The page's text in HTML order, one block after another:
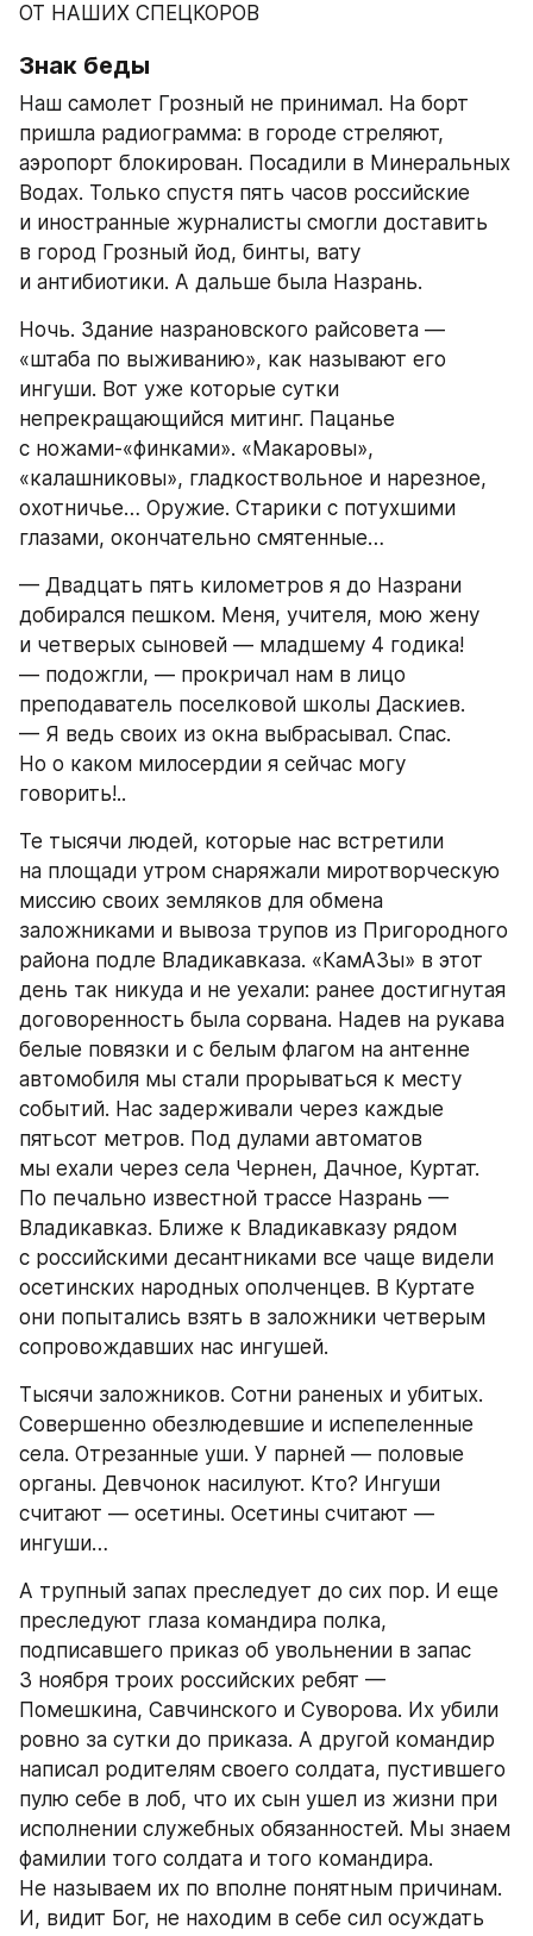
ОТ НАШИХ СПЕЦКОРОВ
Знак беды
Наш самолет Грозный не принимал. На борт
пришла радиограмма: в городе стреляют,
аэропорт блокирован. Посадили в Минеральных
Водах. Только спустя пять часов российские
и иностранные журналисты смогли доставить
в город Грозный йод, бинты, вату
и антибиотики. А дальше была Назрань.
Ночь. Здание назрановского райсовета —
«штаба по выживанию», как называют его
ингуши. Вот уже которые сутки
непрекращающийся митинг. Пацанье
с ножами-«финками». «Макаровы»,
«калашниковы», гладкоствольное и нарезное,
охотничье… Оружие. Старики с потухшими
глазами, окончательно смятенные…
— Двадцать пять километров я до Назрани
добирался пешком. Меня, учителя, мою жену
и четверых сыновей — младшему 4 годика!
— подожгли, — прокричал нам в лицо
преподаватель поселковой школы Даскиев.
— Я ведь своих из окна выбрасывал. Спас.
Но о каком милосердии я сейчас могу
говорить!..
Те тысячи людей, которые нас встретили
на площади утром снаряжали миротворческую
миссию своих земляков для обмена
заложниками и вывоза трупов из Пригородного
района подле Владикавказа. «КамАЗы» в этот
день так никуда и не уехали: ранее достигнутая
договоренность была сорвана. Надев на рукава
белые повязки и с белым флагом на антенне
автомобиля мы стали прорываться к месту
событий. Нас задерживали через каждые
пятьсот метров. Под дулами автоматов
мы ехали через села Чернен, Дачное, Куртат.
По печально известной трассе Назрань —
Владикавказ. Ближе к Владикавказу рядом
с российскими десантниками все чаще видели
осетинских народных ополченцев. В Куртате
они попытались взять в заложники четверым
сопровождавших нас ингушей.
Тысячи заложников. Сотни раненых и убитых.
Совершенно обезлюдевшие и испепеленные
села. Отрезанные уши. У парней — половые
органы. Девчонок насилуют. Кто? Ингуши
считают — осетины. Осетины считают —
ингуши…
А трупный запах преследует до сих пор. И еще
преследуют глаза командира полка,
подписавшего приказ об увольнении в запас
3 ноября троих российских ребят —
Помешкина, Савчинского и Суворова. Их убили
ровно за сутки до приказа. А другой командир
написал родителям своего солдата, пустившего
пулю себе в лоб, что их сын ушел из жизни при
исполнении служебных обязанностей. Мы знаем
фамилии того солдата и того командира.
Не называем их по вполне понятным причинам.
И, видит Бог, не находим в себе сил осуждать